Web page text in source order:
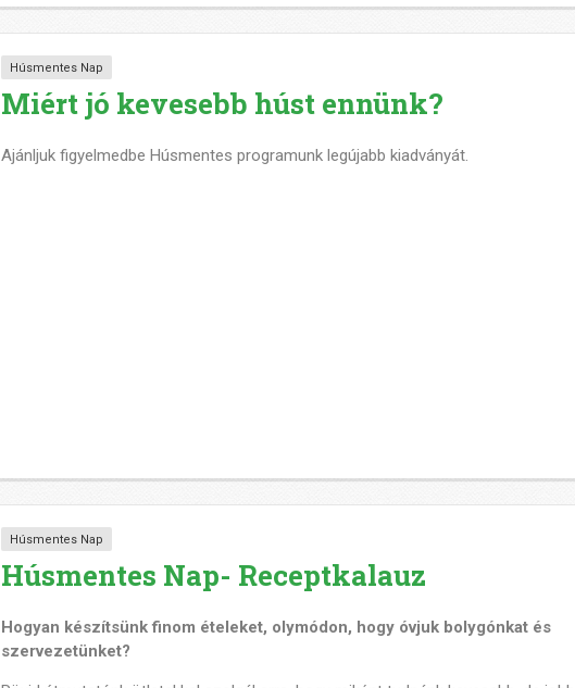
Húsmentes Nap
Miért jó kevesebb húst ennünk?
Ajánljuk figyelmedbe Húsmentes programunk legújabb kiadványát.
Húsmentes Nap
Húsmentes Nap- Receptkalauz
Hogyan készítsünk finom ételeket, olymódon, hogy óvjuk bolygónkat és
szervezetünket?